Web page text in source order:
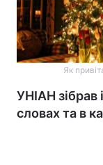
Як
УНІАН зібрав
словах та в